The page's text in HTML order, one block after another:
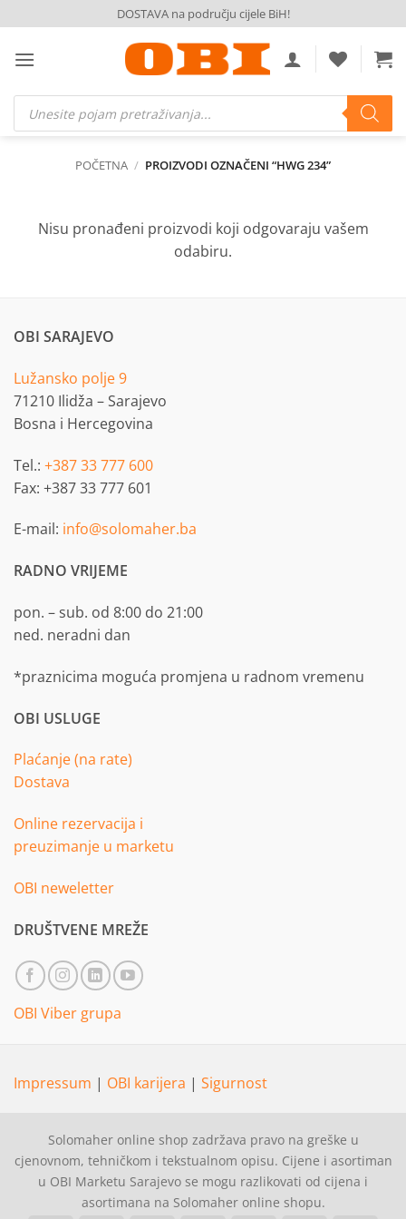
to
content
DOSTAVA na području cijele BiH!
Products
search
POČETNA / PROIZVODI OZNAČENI “HWG 234”
Nisu pronađeni proizvodi koji odgovaraju vašem
odabiru.
OBI SARAJEVO
Lužansko polje 9
71210 Ilidža – Sarajevo
Bosna i Hercegovina
Tel.: +387 33 777 600
Fax: +387 33 777 601
E-mail: info@solomaher.ba
RADNO VRIJEME
pon. – sub. od 8:00 do 21:00
ned. neradni dan
*praznicima moguća promjena u radnom vremenu
OBI USLUGE
Plaćanje (na rate)
Dostava
Online rezervacija i
preuzimanje u marketu
OBI neweletter
DRUŠTVENE MREŽE
OBI Viber grupa
Impressum | OBI karijera | Sigurnost
Solomaher online shop zadržava pravo na greške u
cjenovnom, tehničkom i tekstualnom opisu. Cijene i asortiman
u OBI Marketu Sarajevo se mogu razlikovati od cijena i
asortimana na Solomaher online shopu.